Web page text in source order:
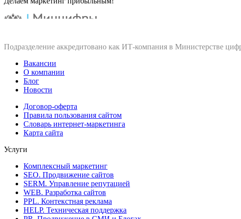
Подразделение аккредитовано как ИТ‑компания в Министерстве
Вакансии
О компании
Блог
Новости
Договор-оферта
Правила пользования сайтом
Словарь интернет-маркетинга
Карта сайта
Услуги
Комплексный маркетинг
SEO. Продвижение сайтов
SERM. Управление репутацией
WEB. Разработка сайтов
PPL. Контекстная реклама
HELP. Техническая поддержка